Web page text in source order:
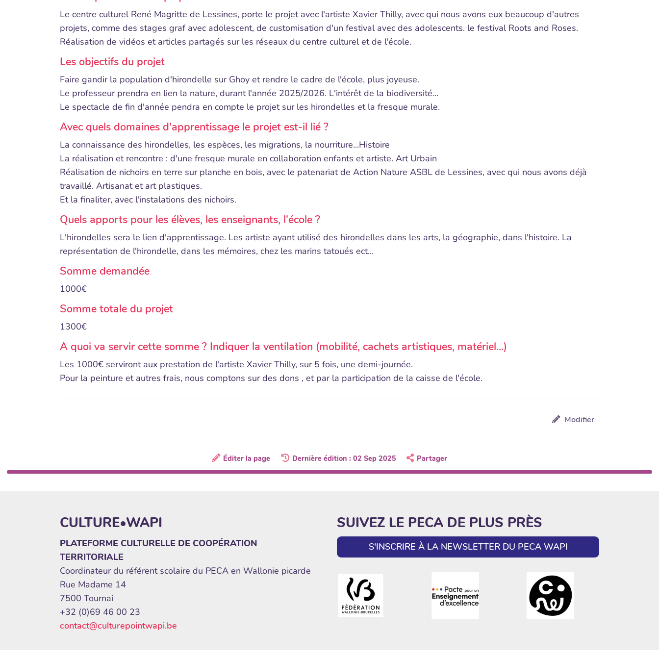
Le centre culturel René Magritte de Lessines, porte le projet avec l'artiste Xavier Thilly, avec qui nous avons eux beaucoup d'autres
projets, comme des stages graf avec adolescent, de customisation d'un festival avec des adolescents. le festival Roots and Roses.
Réalisation de vidéos et articles partagés sur les réseaux du centre culturel et de l'école.
Les objectifs du projet
Faire gandir la population d'hirondelle sur Ghoy et rendre le cadre de l'école, plus joyeuse.
Le professeur prendra en lien la nature, durant l'année 2025/2026. L'intérêt de la biodiversité...
Le spectacle de fin d'année pendra en compte le projet sur les hirondelles et la fresque murale.
Avec quels domaines d'apprentissage le projet est-il lié ?
La connaissance des hirondelles, les espèces, les migrations, la nourriture...Histoire
La réalisation et rencontre : d'une fresque murale en collaboration enfants et artiste. Art Urbain
Réalisation de nichoirs en terre sur planche en bois, avec le patenariat de Action Nature ASBL de Lessines, avec qui nous avons déjà
travaillé. Artisanat et art plastiques.
Et la finaliter, avec l'instalations des nichoirs.
Quels apports pour les élèves, les enseignants, l'école ?
L'hirondelles sera le lien d'apprentissage. Les artiste ayant utilisé des hirondelles dans les arts, la géographie, dans l'histoire. La
représentation de l'hirondelle, dans les mémoires, chez les marins tatoués ect...
Somme demandée
1000€
Somme totale du projet
1300€
A quoi va servir cette somme ? Indiquer la ventilation (mobilité, cachets artistiques, matériel...)
Les 1000€ serviront aux prestation de l'artiste Xavier Thilly, sur 5 fois, une demi-journée.
Pour la peinture et autres frais, nous comptons sur des dons , et par la participation de la caisse de l'école.
Modifier
Éditer la page Dernière édition : 02 Sep 2025 Partager
CULTURE•WAPI
PLATEFORME CULTURELLE DE COOPÉRATION
TERRITORIALE
Coordinateur du référent scolaire du PECA en Wallonie picarde
Rue Madame 14
7500 Tournai
+32 (0)69 46 00 23
contact@culturepointwapi.be
SUIVEZ LE PECA DE PLUS PRÈS
S'INSCRIRE À LA NEWSLETTER DU PECA WAPI